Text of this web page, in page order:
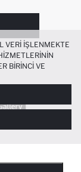
VERI IŞLENMEKTE
BIRINCI VE
KILINMASI VE
SIZLERE
AMAÇLARIYLA
TERCIHLERINIZI
YÖNETEBILIR,